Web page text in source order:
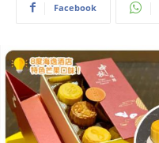
Facebook